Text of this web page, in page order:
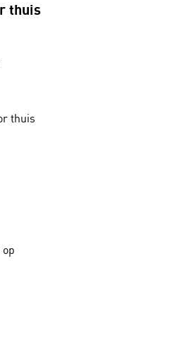
thuis
thuis